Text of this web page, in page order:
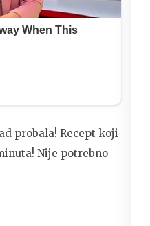
probala! Recept koji
Nije potrebno